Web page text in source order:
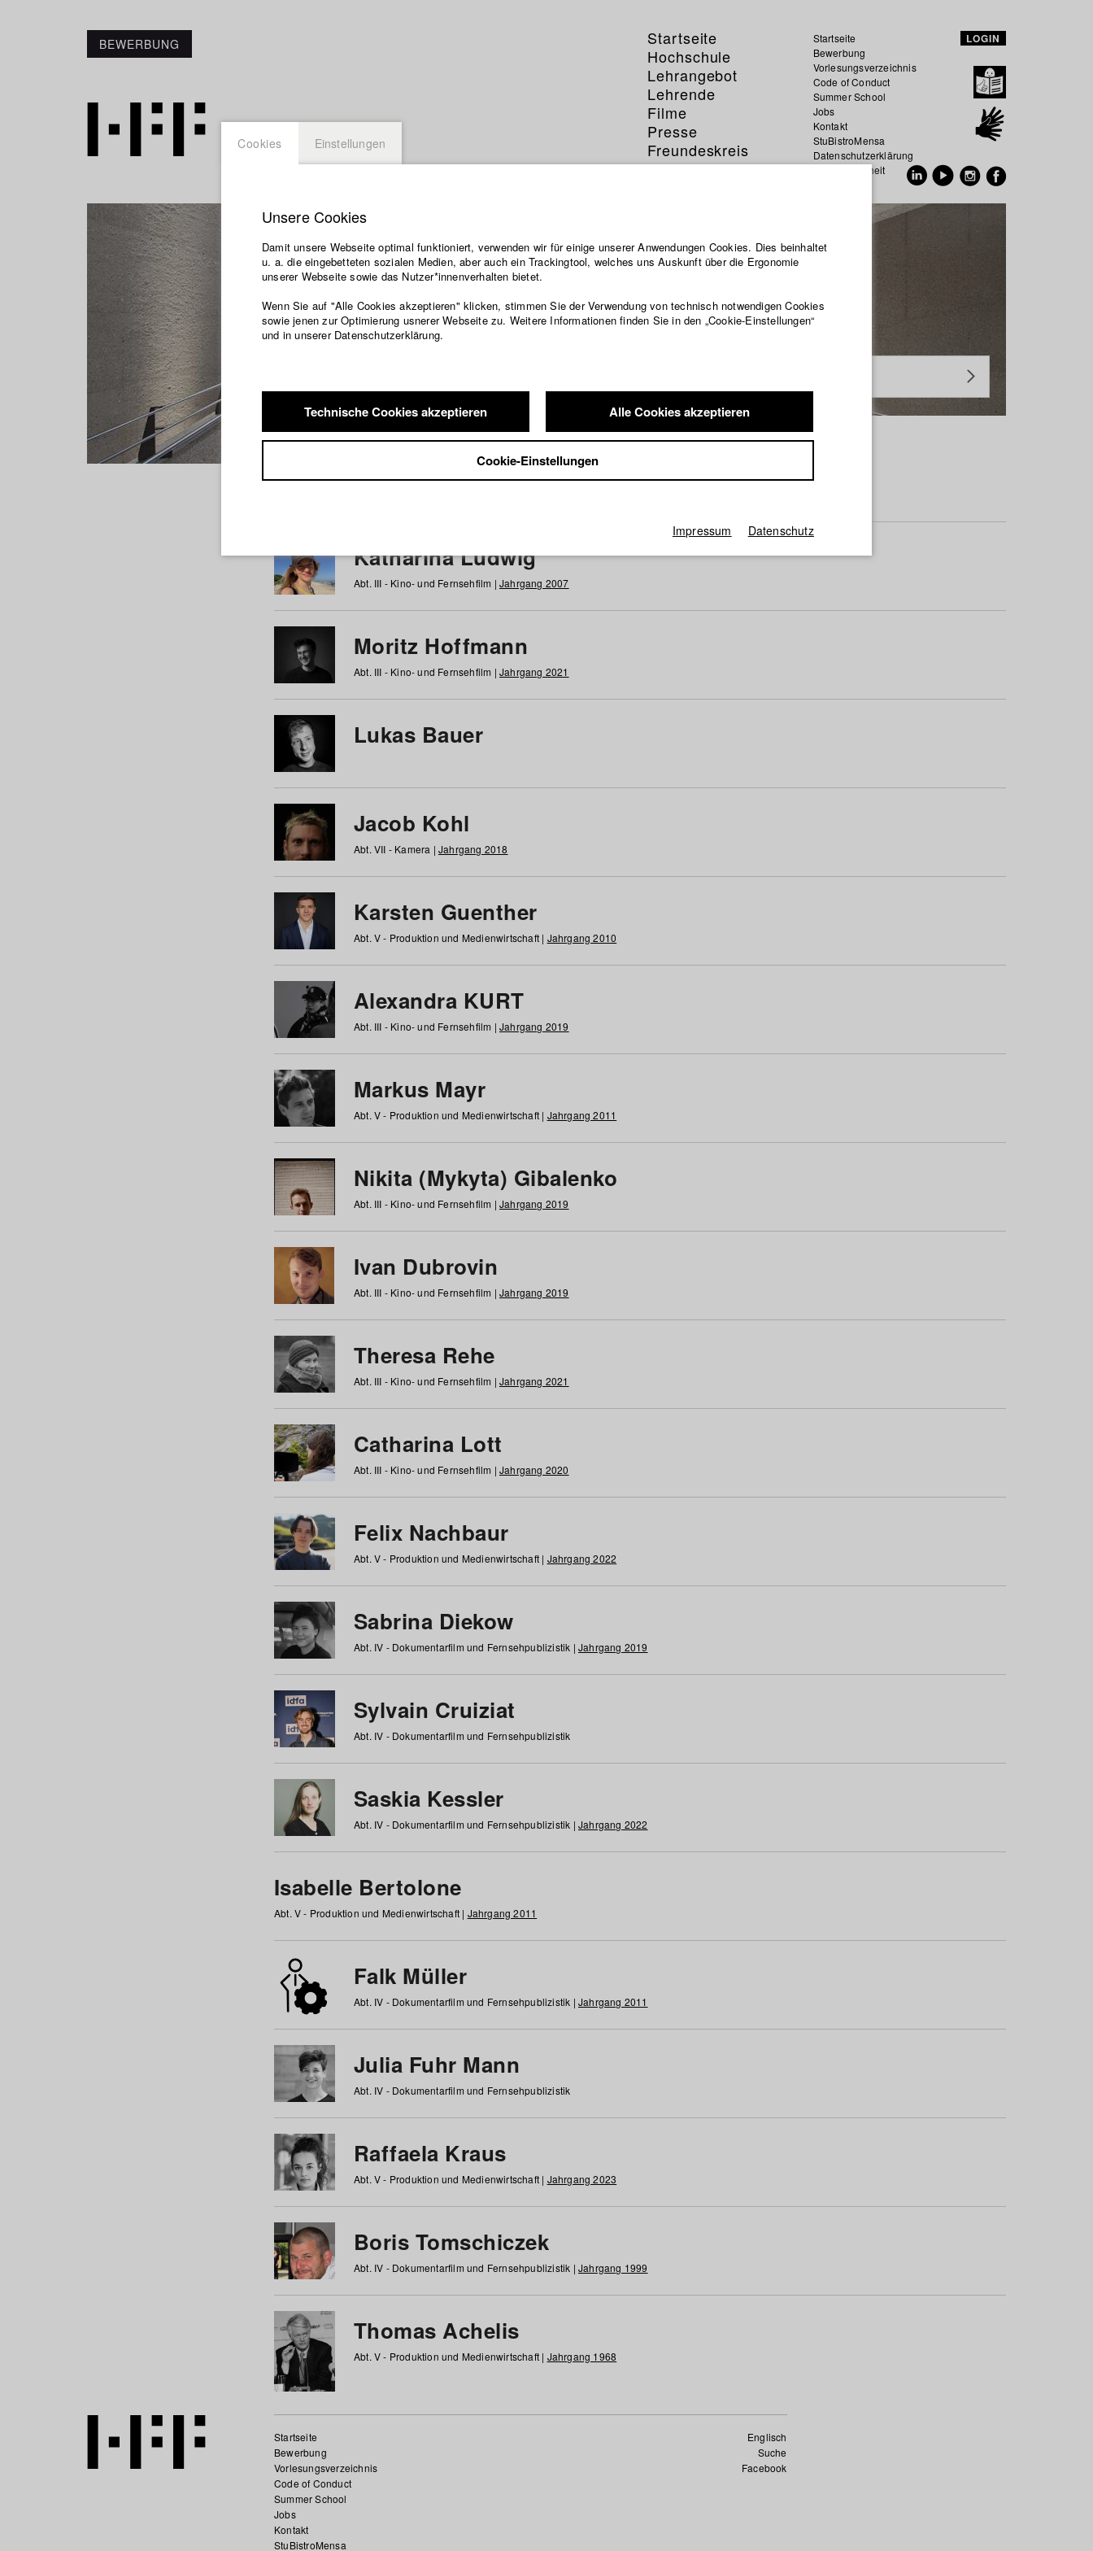
BEWERBUNG
Startseite
Hochschule
Lehrangebot
Lehrende
Filme
Presse
Freundeskreis
Service
Startseite
Bewerbung
Vorlesungsverzeichnis
Code of Conduct
Summer School
Jobs
Kontakt
StuBistroMensa
Datenschutzerklärung
Datensicherheit
LOGIN
Studierende / Alumni
a b c d e f g h i j k l m n o p q r s t u v w x y z Alle
Katharina Ludwig
Abt. III - Kino- und Fernsehfilm | Jahrgang 2007
Moritz Hoffmann
Abt. III - Kino- und Fernsehfilm | Jahrgang 2021
Lukas Bauer
Jacob Kohl
Abt. VII - Kamera | Jahrgang 2018
Karsten Guenther
Abt. V - Produktion und Medienwirtschaft | Jahrgang 2010
Alexandra KURT
Abt. III - Kino- und Fernsehfilm | Jahrgang 2019
Markus Mayr
Abt. V - Produktion und Medienwirtschaft | Jahrgang 2011
Nikita (Mykyta) Gibalenko
Abt. III - Kino- und Fernsehfilm | Jahrgang 2019
Ivan Dubrovin
Abt. III - Kino- und Fernsehfilm | Jahrgang 2019
Theresa Rehe
Abt. III - Kino- und Fernsehfilm | Jahrgang 2021
Catharina Lott
Abt. III - Kino- und Fernsehfilm | Jahrgang 2020
Felix Nachbaur
Abt. V - Produktion und Medienwirtschaft | Jahrgang 2022
Sabrina Diekow
Abt. IV - Dokumentarfilm und Fernsehpublizistik | Jahrgang 2019
Sylvain Cruiziat
Abt. IV - Dokumentarfilm und Fernsehpublizistik
Saskia Kessler
Abt. IV - Dokumentarfilm und Fernsehpublizistik | Jahrgang 2022
Isabelle Bertolone
Abt. V - Produktion und Medienwirtschaft | Jahrgang 2011
Falk Müller
Abt. IV - Dokumentarfilm und Fernsehpublizistik | Jahrgang 2011
Julia Fuhr Mann
Abt. IV - Dokumentarfilm und Fernsehpublizistik
Raffaela Kraus
Abt. V - Produktion und Medienwirtschaft | Jahrgang 2023
Boris Tomschiczek
Abt. IV - Dokumentarfilm und Fernsehpublizistik | Jahrgang 1999
Thomas Achelis
Abt. V - Produktion und Medienwirtschaft | Jahrgang 1968
Englisch
Suche
Facebook
Startseite
Bewerbung
Vorlesungsverzeichnis
Code of Conduct
Summer School
Jobs
Kontakt
StuBistroMensa
Cookies Einstellungen
Unsere Cookies
Damit unsere Webseite optimal funktioniert, verwenden wir für einige unserer Anwendungen Cookies. Dies beinhaltet
u. a. die eingebetteten sozialen Medien, aber auch ein Trackingtool, welches uns Auskunft über die Ergonomie
unserer Webseite sowie das Nutzer*innenverhalten bietet.
Wenn Sie auf "Alle Cookies akzeptieren" klicken, stimmen Sie der Verwendung von technisch notwendigen Cookies
sowie jenen zur Optimierung usnerer Webseite zu. Weitere Informationen finden Sie in den „Cookie-Einstellungen“
und in unserer Datenschutzerklärung.
Technische Cookies akzeptieren Alle Cookies akzeptieren
Cookie-Einstellungen
Impressum Datenschutz